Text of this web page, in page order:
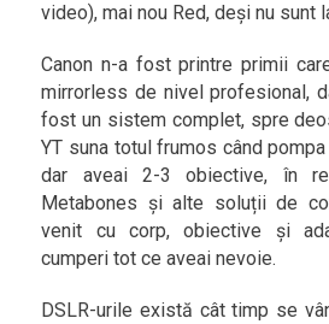
video), mai nou Red, deși nu sunt
Canon n-a fost printre primii
mirrorless de nivel profesional,
fost un sistem complet, spre
YT suna totul frumos când
dar aveai 2-3 obiective, în
Metabones și alte soluții de
venit cu corp, obiective și
cumperi tot ce aveai nevoie.
DSLR-urile există cât timp se